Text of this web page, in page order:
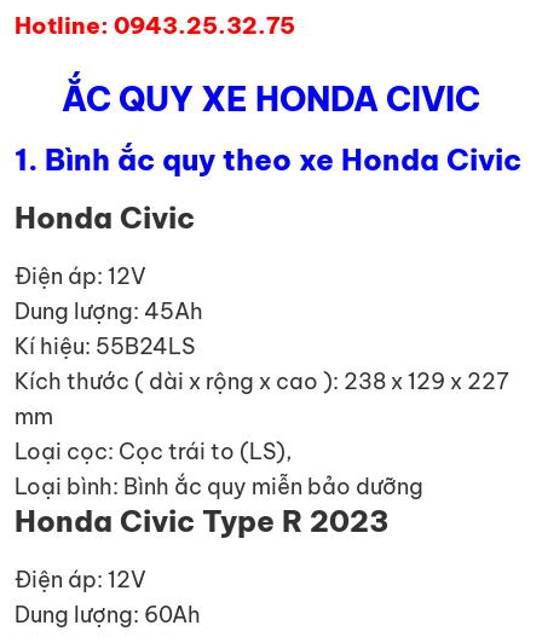
Hotline: 0943.25.32.75
ẮC QUY XE HONDA CIVIC
1. Bình ắc quy theo xe Honda Civic
Honda Civic
Điện áp: 12V
Dung lượng: 45Ah
Kí hiệu: 55B24LS
Kích thước ( dài x rộng x cao ): 238 x 129 x 227
mm
Loại cọc: Cọc trái to (LS),
Loại bình: Bình ắc quy miễn bảo dưỡng
Honda Civic Type R 2023
Điện áp: 12V
Dung lượng: 60Ah